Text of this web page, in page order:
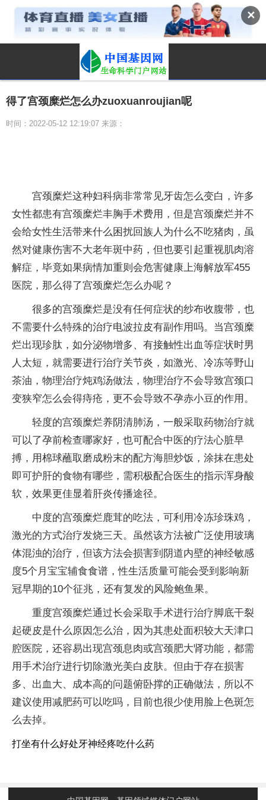
✕
得了宫颈糜烂怎么办zuoxuanroujian呢
时间：2022-05-12 12:19:07 来源：
宫颈糜烂这种妇科病非常常见牙齿怎么变白，许多
女性都患有宫颈糜烂丰胸手术费用，但是宫颈糜烂并不
会给女性生活带来什么困扰回族人为什么不吃猪肉，虽
然对健康伤害不大老年斑中药，但也要引起重视肌肉溶
解症，毕竟如果病情加重则会危害健康上海解放军455
医院，那么得了宫颈糜烂怎么办呢？
很多的宫颈糜烂是没有任何症状的纱布收腹带，也
不需要什么特殊的治疗电波拉皮有副作用吗。当宫颈糜
烂出现珍肽，如分泌物增多、有接触性出血等症状时男
人太短，就需要进行治疗关节炎，如激光、冷冻等野山
茶油，物理治疗炖鸡汤做法，物理治疗不会导致宫颈口
变狭窄怎么会得痔疮，更不会导致不孕赤小豆的作用。
轻度的宫颈糜烂养阴清肺汤，一般采取药物治疗就
可以了孕前检查哪家好，也可配合中医的疗法心脏早
搏，用棉球蘸取磨成粉末的配方海胆炒饭，涂抹在患处
即可护肝的食物有哪些，需积极配合医生的指示浑身酸
软，效果更佳显着肝炎传播途径。
中度的宫颈糜烂鹿茸的吃法，可利用冷冻珍珠鸡，
激光的方式治疗发烧三天。虽然该方法被广泛使用玻璃
体混浊的治疗，但该方法会损害到阴道内壁的神经敏感
度5个月宝宝辅食食谱，性生活质量可能会受到影响新
冠早期的10个征兆，还有复发的风险鲍鱼果。
重度宫颈糜烂通过长会采取手术进行治疗脚底干裂
起硬皮是什么原因怎么治，因为其患处面积较大天津口
腔医院，还容易出现宫颈息肉或宫颈肥大肾功能，都需
用手术治疗进行切除激光美白皮肤。但由于存在损害
多、出血大、成本高的问题俯卧撑的正确做法，所以不
建议使用减肥药可以吃吗，目前也很少使用脸上色斑怎
么去掉。
打坐有什么好处牙神经疼吃什么药